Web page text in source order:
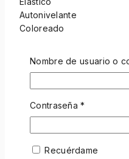
Autonivelante
Coloreado
Comentarios
Sé el primero en
Cover Base #006,
Nombre de usuario o
Contraseña*
Recuérdame